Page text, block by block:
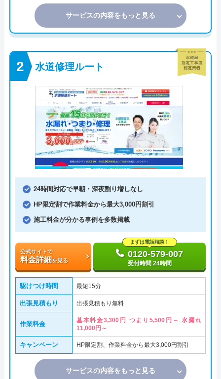
サービスの内容をもっと見る
水道修理ルート
24時間対応で早朝・深夜割り増しなし
HP限定割で作業料金から最大3,000円割引
施工料金が分かる事例を多数掲載
公式サイトで
料金詳細を見る
まずは電話相談！
0120-579-007
受付時間 24時間
駆けつけ時間 最短15分
出張見積もり 出張見積もり無料
作業料金
基本料金3,300円 つまり5,500円～ 水漏れ
11,000円～
キャンペーン HP限定割、作業料金から最大3,000円割引
サービスの内容をもっと見る